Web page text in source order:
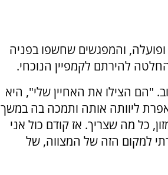
והמפגשים שחשפו בפניה
להירתם לקמפיין הנוכחי.
"הם הצילו את האחיין שלי", היא
ליוותה אותה ותמכה בה במשך
כל מה שצריך. אז קודם כול אני
למקום הזה של המצווה, של